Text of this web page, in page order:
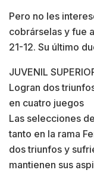
Pero no les
cobrárselas y fue
21-12. Su último
JUVENIL
Logran dos
en cuatro juegos
Las selecciones
tanto en la rama
dos triunfos y
mantienen sus